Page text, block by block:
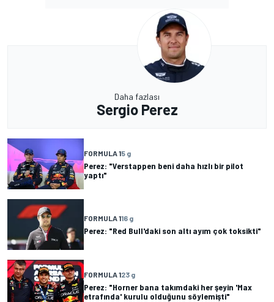
Daha fazlası
Sergio Perez
FORMULA 15 g
Perez: "Verstappen beni daha hızlı bir pilot
yaptı"
FORMULA 116 g
Perez: "Red Bull'daki son altı ayım çok toksikti"
FORMULA 123 g
Perez: "Horner bana takımdaki her şeyin 'Max
etrafında' kurulu olduğunu söylemişti"